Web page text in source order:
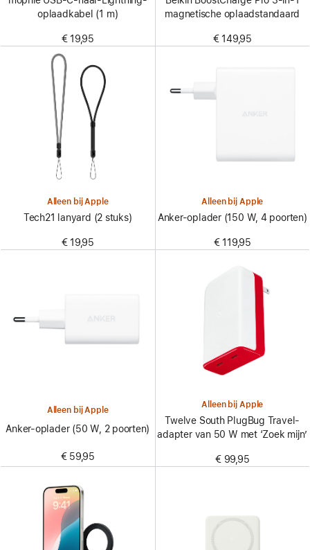
oplaadkabel (1 m)
€ 19,95
magnetische oplaadstandaard
€ 149,95
Alleen bij Apple
Tech21 lanyard (2 stuks)
€ 19,95
Alleen bij Apple
Anker-oplader (150 W, 4 poorten)
€ 119,95
Alleen bij Apple
Anker-oplader (50 W, 2 poorten)
€ 59,95
Alleen bij Apple
Twelve South PlugBug Travel-
adapter van 50 W met ‘Zoek mijn’
€ 99,95